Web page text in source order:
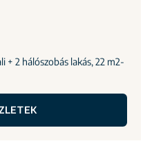
+ 2 hálószobás lakás, 22 m2-